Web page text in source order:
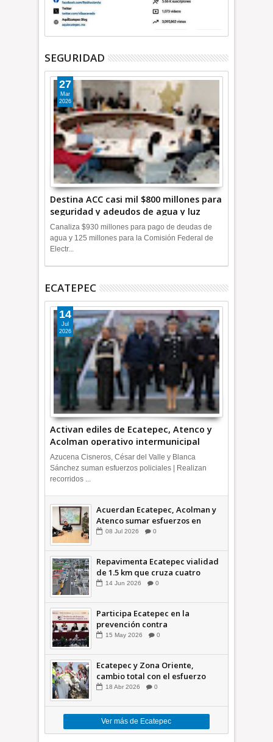
SEGURIDAD
Destina ACC casi mil $800 millones para
seguridad y adeudos de agua y luz
+Video
27
Mar
2026
Canaliza $930 millones para pago de deudas de
agua y 125 millones para la Comisión Federal de
Electr...
ECATEPEC
Activan ediles de Ecatepec, Atenco y
Acolman operativo intermunicipal
14
Jul
2026
Azucena Cisneros, César del Valle y Blanca
Sánchez suman esfuerzos policiales | Realizan
recorridos ...
Acuerdan Ecatepec, Acolman y
Atenco sumar esfuerzos en
seguridad
08 Jul 2026 0
Repavimenta Ecatepec vialidad
de 1.5 km que cruza cuatro
comunidades +Video
14 Jun 2026 0
Participa Ecatepec en la
prevención contra
inundaciones en el Valle de
15 May 2026 0
Ecatepec y Zona Oriente,
cambio total con el esfuerzo
conjunto: Azucena; retiran 21
18 Abr 2026 0
Ver más de Ecatepec